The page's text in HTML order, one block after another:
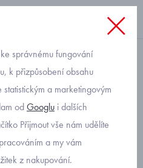
s
98 šedé
správnému fungování
k přizpůsobení obsahu
a marketingovým
odGooglu i dalších
Přijmout vše nám udělíte
a my vám
z nakupování.